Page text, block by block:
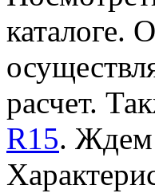
каталоге.
расчет.
R15. Ждем